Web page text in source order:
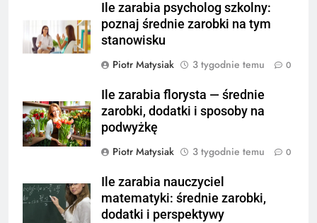
Ile zarabia psycholog szkolny:
poznaj średnie zarobki na tym
stanowisku
Piotr Matysiak
3 tygodnie temu 0
Ile zarabia florysta — średnie
zarobki, dodatki i sposoby na
podwyżkę
Piotr Matysiak
3 tygodnie temu 0
Ile zarabia nauczyciel
matematyki: średnie zarobki,
dodatki i perspektywy